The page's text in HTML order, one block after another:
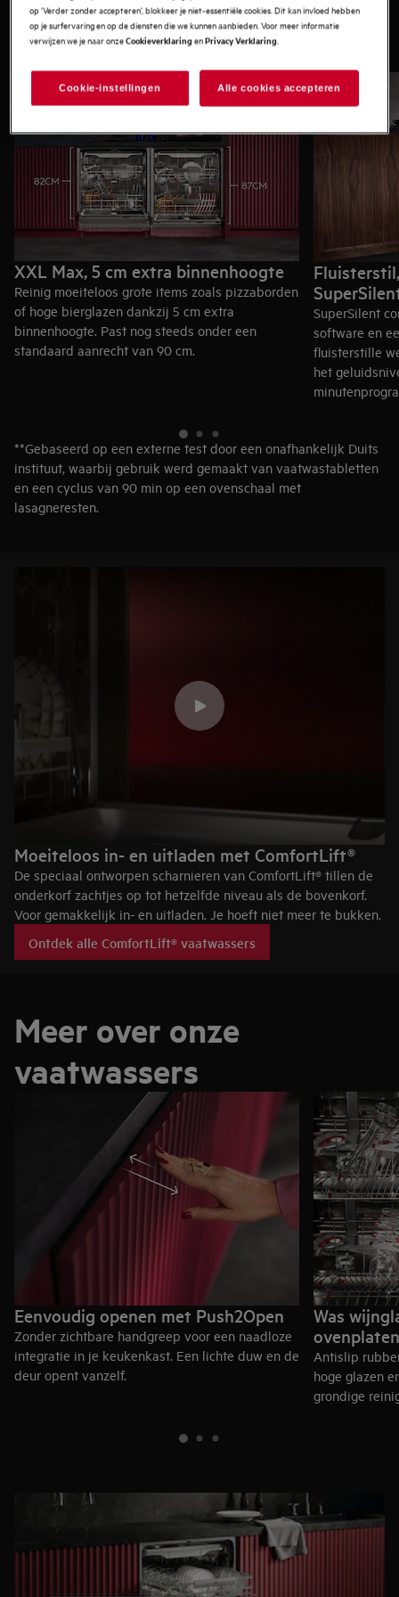
Ontdek onze vaatwasser
technologieën
XXL Max, 5 cm extra binnenhoogte
Reinig moeiteloos grote items zoals pizzaborden
of hoge bierglazen dankzij 5 cm extra
binnenhoogte. Past nog steeds onder een
standaard aanrecht van 90 cm.
SuperSilent
software en
fluisterstille
het
**Gebaseerd op een externe test door een onafhankelijk Duits
instituut, waarbij gebruik werd gemaakt van vaatwastabletten
en een cyclus van 90 min op een ovenschaal met
lasagneresten.
Moeiteloos in- en uitladen met ComfortLift®
De speciaal ontworpen scharnieren van ComfortLift® tillen de
onderkorf zachtjes op tot hetzelfde niveau als de bovenkorf.
Voor gemakkelijk in- en uitladen. Je hoeft niet meer te bukken.
Ontdek alle ComfortLift® vaatwassers
Meer over onze
vaatwassers
Eenvoudig openen met Push2Open
Zonder zichtbare handgreep voor een naadloze
integratie in je keukenkast. Een lichte duw en de
deur opent vanzelf.
Was
Antislip
hoge glazen
grondige
op ‘Verder zonder accepteren’, blokkeer je niet-essentiële cookies. Dit kan invloed hebben
op je surfervaring en op de diensten die we kunnen aanbieden. Voor meer informatie
verwijzen we je naar onzeCookieverklaringenPrivacy Verklaring
Cookie-instellingen Alle cookies accepteren